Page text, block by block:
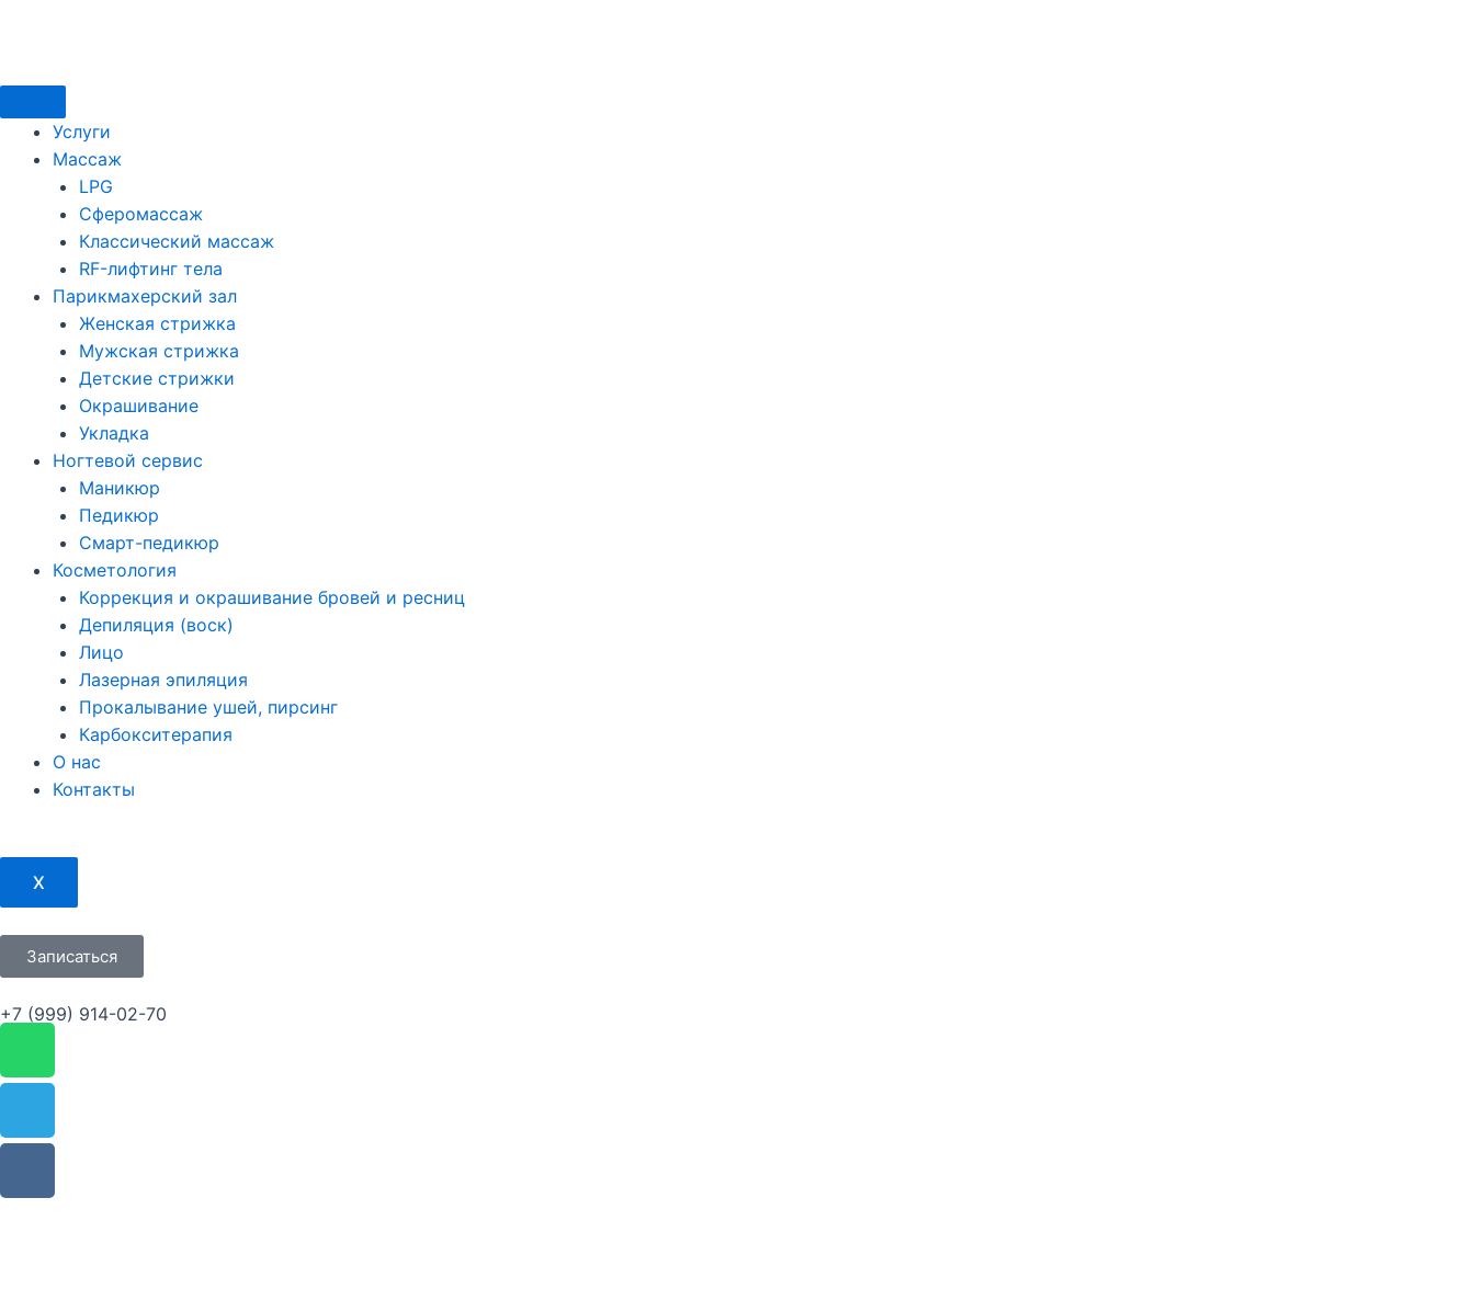
Услуги
Массаж
LPG
Сферомассаж
Классический массаж
RF-лифтинг тела
Парикмахерский зал
Женская стрижка
Мужская стрижка
Детские стрижки
Окрашивание
Укладка
Ногтевой сервис
Маникюр
Педикюр
Смарт-педикюр
Косметология
Коррекция и окрашивание бровей и ресниц
Депиляция (воск)
Лицо
Лазерная эпиляция
Прокалывание ушей, пирсинг
Карбокситерапия
О нас
Контакты
X
Записаться
+7 (999) 914-02-70
Whatsapp
Telegram
Vk